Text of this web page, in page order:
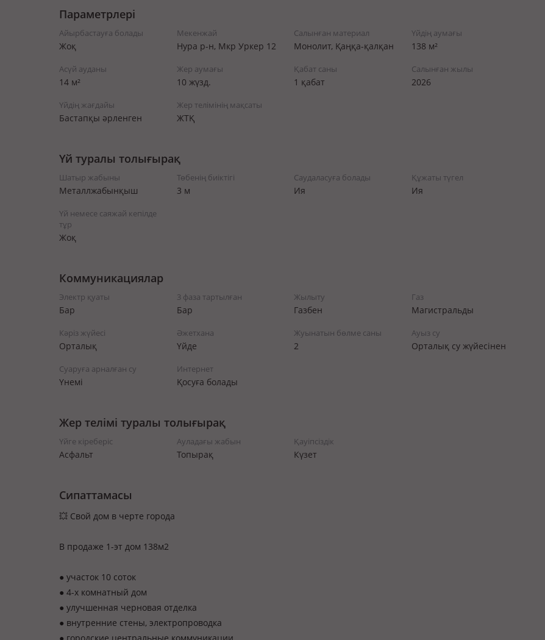
Параметрлері
Айырбастауға болады
Жоқ
Мекенжай
Нура р-н, Мкр Уркер 12
Салынған материал
Монолит, Қаңқа-қалқан
Үйдің аумағы
138 м²
Асүй ауданы
14 м²
Жер аумағы
10 жүзд.
Қабат саны
1 қабат
Салынған жылы
2026
Үйдің жағдайы
Бастапқы әрленген
Жер телімінің мақсаты
ЖТҚ
Үй туралы толығырақ
Шатыр жабыны
Металлжабынқыш
Төбенің биіктігі
3 м
Саудаласуға болады
Ия
Құжаты түгел
Ия
Үй немесе саяжай кепілде
тұр
Жоқ
Коммуникациялар
Электр қуаты
Бар
3 фаза тартылған
Бар
Жылыту
Газбен
Газ
Магистральды
Кәріз жүйесі
Орталық
Әжетхана
Үйде
Жуынатын бөлме саны
2
Ауыз су
Орталық су жүйесінен
Суаруға арналған су
Үнемі
Интернет
Қосуға болады
Жер телімі туралы толығырақ
Үйге кіреберіс
Асфальт
Ауладағы жабын
Топырақ
Қауіпсіздік
Күзет
Сипаттамасы
💥 Свой дом в черте города
В продаже 1-эт дом 138м2
● участок 10 соток
● 4-х комнатный дом
● улучшенная черновая отделка
● внутренние стены, электропроводка